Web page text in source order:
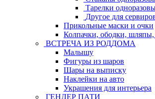
Тарелки
Другое для
Прикольные маски и очки
Колпачки, ободки,
ВСТРЕЧА ИЗ РОДДОМА
Малышу
Фигуры из шаров
Шары на выписку
Наклейки на авто
Украшения для интерьера
ГЕНДЕР ПАТИ